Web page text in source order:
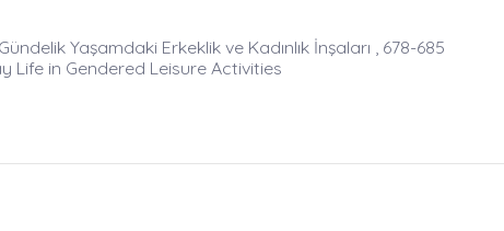
Yaşamdaki Erkeklik ve Kadınlık İnşaları , 678-685
Life in Gendered Leisure Activities